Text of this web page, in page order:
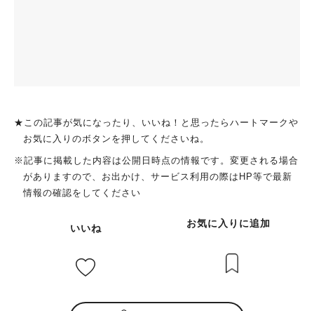
★この記事が気になったり、いいね！と思ったらハートマークや
お気に入りのボタンを押してくださいね。
※記事に掲載した内容は公開日時点の情報です。変更される場合
がありますので、お出かけ、サービス利用の際はHP等で最新
情報の確認をしてください
いいね お気に入りに追加